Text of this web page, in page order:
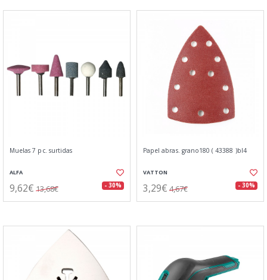
Muelas 7 pc. surtidas
ALFA
9,62€ 13,68€ - 30%
Papel abras. grano180 ( 43388 )bl4
VATTON
3,29€ 4,67€ - 30%